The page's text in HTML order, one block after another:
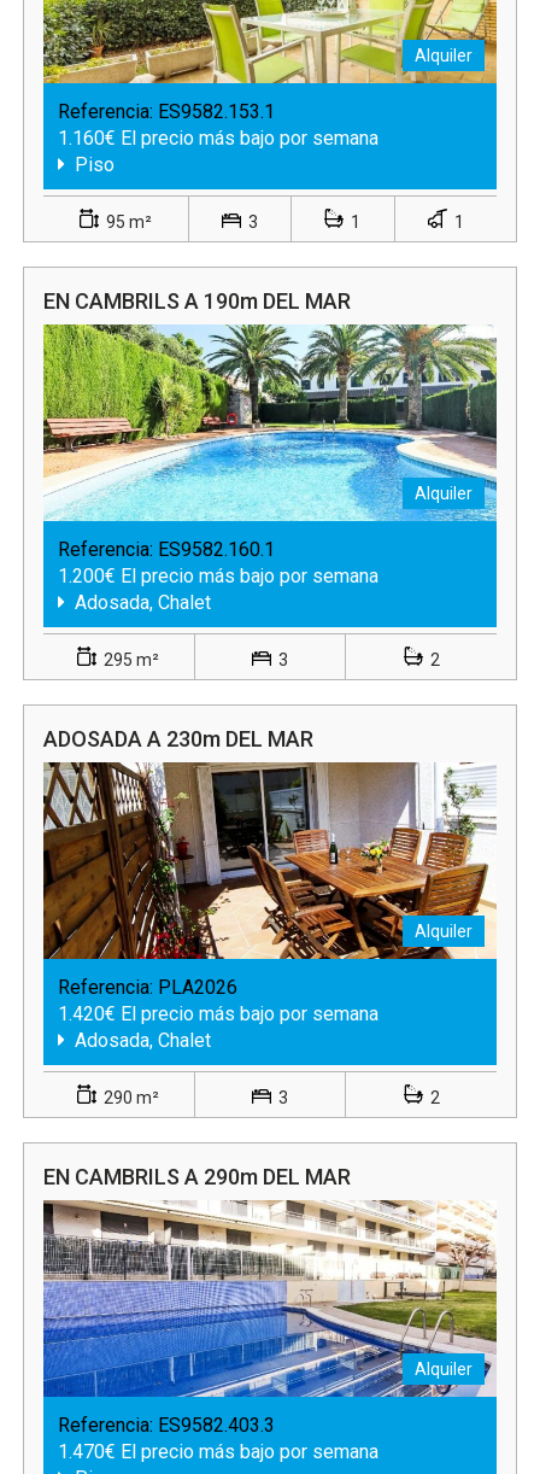
Alquiler
Referencia: ES9582.153.1
1.160€ El precio más bajo por semana
Piso
95 m² 3 1 1
EN CAMBRILS A 190m DEL MAR
Alquiler
Referencia: ES9582.160.1
1.200€ El precio más bajo por semana
Adosada, Chalet
295 m² 3 2
ADOSADA A 230m DEL MAR
Alquiler
Referencia: PLA2026
1.420€ El precio más bajo por semana
Adosada, Chalet
290 m² 3 2
EN CAMBRILS A 290m DEL MAR
Alquiler
Referencia: ES9582.403.3
1.470€ El precio más bajo por semana